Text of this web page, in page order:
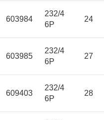
603984
232/4
6P
24
603985
232/4
6P
27
609403
232/4
6P
28